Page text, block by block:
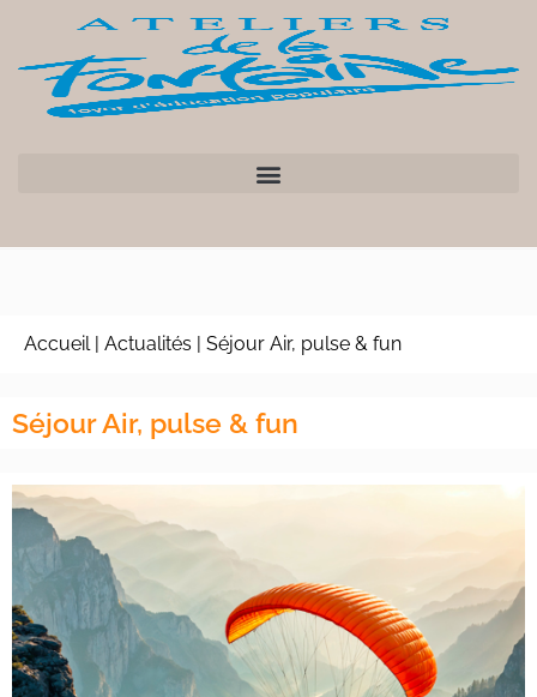
Accueil| Actualités | Séjour Air, pulse & fun
Séjour Air, pulse & fun